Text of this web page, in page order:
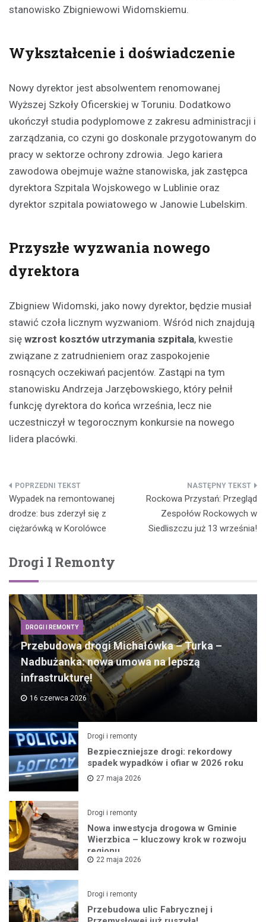
stanowisko Zbigniewowi Widomskiemu.
Wykształcenie i doświadczenie
Nowy dyrektor jest absolwentem renomowanej
Wyższej Szkoły Oficerskiej w Toruniu. Dodatkowo
ukończył studia podyplomowe z zakresu administracji i
zarządzania, co czyni go doskonale przygotowanym do
pracy w sektorze ochrony zdrowia. Jego kariera
zawodowa obejmuje ważne stanowiska, jak zastępca
dyrektora Szpitala Wojskowego w Lublinie oraz
dyrektor szpitala powiatowego w Janowie Lubelskim.
Przyszłe wyzwania nowego
dyrektora
Zbigniew Widomski, jako nowy dyrektor, będzie musiał
stawić czoła licznym wyzwaniom. Wśród nich znajdują
się wzrost kosztów utrzymania szpitala, kwestie
związane z zatrudnieniem oraz zaspokojenie
rosnących oczekiwań pacjentów. Zastąpi na tym
stanowisku Andrzeja Jarzębowskiego, który pełnił
funkcję dyrektora do końca września, lecz nie
uczestniczył w tegorocznym konkursie na nowego
lidera placówki.
Nawigacja
wpisu
Wypadek na remontowanej
drodze: bus zderzył się z
ciężarówką w Korolówce
Rockowa Przystań: Przegląd
Zespołów Rockowych w
Siedliszczu już 13 września!
Drogi I Remonty
DROGI I REMONTY
Przebudowa drogi Michałówka – Turka –
Nadbużanka: nowa umowa na lepszą
infrastrukturę!
16 czerwca 2026
Drogi i remonty
Bezpieczniejsze drogi: rekordowy
spadek wypadków i ofiar w 2026 roku
27 maja 2026
Drogi i remonty
Nowa inwestycja drogowa w Gminie
Wierzbica – kluczowy krok w rozwoju
regionu
22 maja 2026
Drogi i remonty
Przebudowa ulic Fabrycznej i